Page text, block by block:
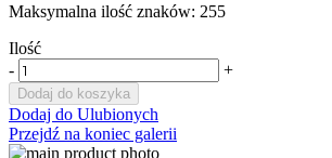
Maksymalna ilość znaków: 255
Ilość
-
+
Dodaj do koszyka
Dodaj do Ulubionych
Przejdź na koniec galerii